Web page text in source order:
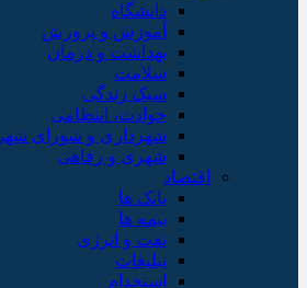
دانشگاه
آموزش و پرورش
بهداشت و درمان
سلامت
سبک زندگی
حوادث، انتظامی
شهرداری و شورای شهر
شهری و رفاهی
اقتصاد
بانک ها
بیمه ها
نفت و انرژی
تبلیغات
استخدام